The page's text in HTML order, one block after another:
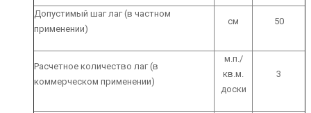
Допустимый шаг лаг (в частном
применении)
см 50
Расчетное количество лаг (в
коммерческом применении)
м.п./
кв.м.
доски
3